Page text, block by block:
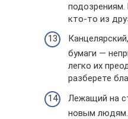
кто-то из
бумаги —
легко их
разберете
Лежащий на
новым людям.